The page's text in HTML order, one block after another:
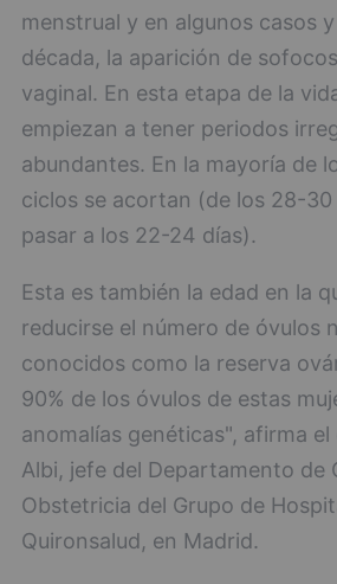
menstrual y en algunos casos
década, la aparición de
vaginal. En esta etapa de la
empiezan a tener periodos
abundantes. En la mayoría de
ciclos se acortan (de los 28-30
pasar a los 22-24 días).
Esta es también la edad en la
reducirse el número de óvulos
conocidos como la reserva
90% de los óvulos de estas
anomalías genéticas", afirma
Albi, jefe del Departamento de
Obstetricia del Grupo de
Quironsalud, en Madrid.